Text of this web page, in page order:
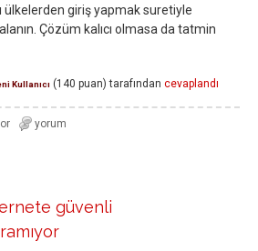
ülkelerden giriş yapmak suretiyle
Çözüm kalıcı olmasa da tatmin
Kullanıcı (140 puan) tarafından cevaplandı
güvenli